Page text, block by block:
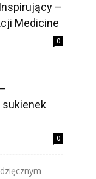
–
Medicine
0
sukienek
0